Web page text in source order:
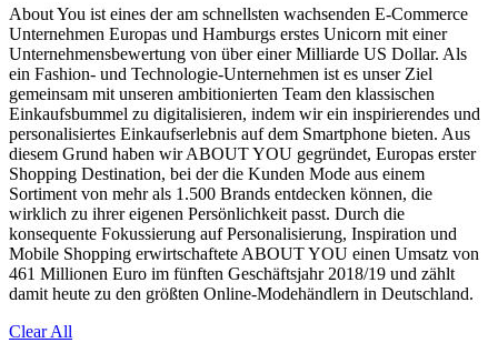
About You ist eines der am schnellsten wachsenden E-Commerce
Unternehmen Europas und Hamburgs erstes Unicorn mit einer
Unternehmensbewertung von über einer Milliarde US Dollar. Als
ein Fashion- und Technologie-Unternehmen ist es unser Ziel
gemeinsam mit unseren ambitionierten Team den klassischen
Einkaufsbummel zu digitalisieren, indem wir ein inspirierendes und
personalisiertes Einkaufserlebnis auf dem Smartphone bieten. Aus
diesem Grund haben wir ABOUT YOU gegründet, Europas erster
Shopping Destination, bei der die Kunden Mode aus einem
Sortiment von mehr als 1.500 Brands entdecken können, die
wirklich zu ihrer eigenen Persönlichkeit passt. Durch die
konsequente Fokussierung auf Personalisierung, Inspiration und
Mobile Shopping erwirtschaftete ABOUT YOU einen Umsatz von
461 Millionen Euro im fünften Geschäftsjahr 2018/19 und zählt
damit heute zu den größten Online-Modehändlern in Deutschland.
Clear All